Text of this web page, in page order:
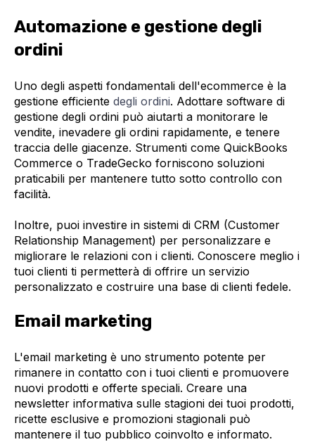
Automazione e gestione degli
ordini
Uno degli aspetti fondamentali dell'ecommerce è la
gestione efficiente degli ordini. Adottare software di
gestione degli ordini può aiutarti a monitorare le
vendite, inevadere gli ordini rapidamente, e tenere
traccia delle giacenze. Strumenti come QuickBooks
Commerce o TradeGecko forniscono soluzioni
praticabili per mantenere tutto sotto controllo con
facilità.
Inoltre, puoi investire in sistemi di CRM (Customer
Relationship Management) per personalizzare e
migliorare le relazioni con i clienti. Conoscere meglio i
tuoi clienti ti permetterà di offrire un servizio
personalizzato e costruire una base di clienti fedele.
Email marketing
L'email marketing è uno strumento potente per
rimanere in contatto con i tuoi clienti e promuovere
nuovi prodotti e offerte speciali. Creare una
newsletter informativa sulle stagioni dei tuoi prodotti,
ricette esclusive e promozioni stagionali può
mantenere il tuo pubblico coinvolto e informato.